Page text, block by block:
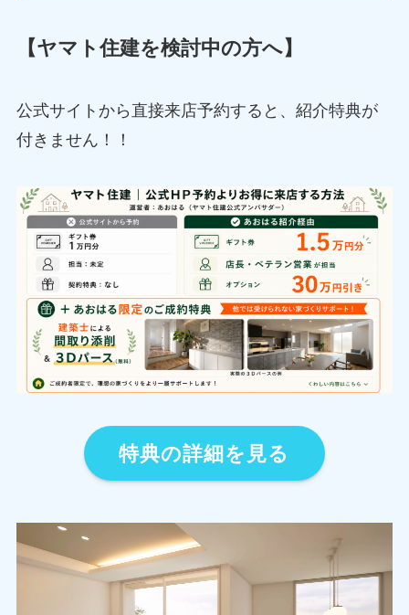
【ヤマト住建を検討中の方へ】
公式サイトから直接来店予約すると、紹介特典が
付きません！！
特典の詳細を見る